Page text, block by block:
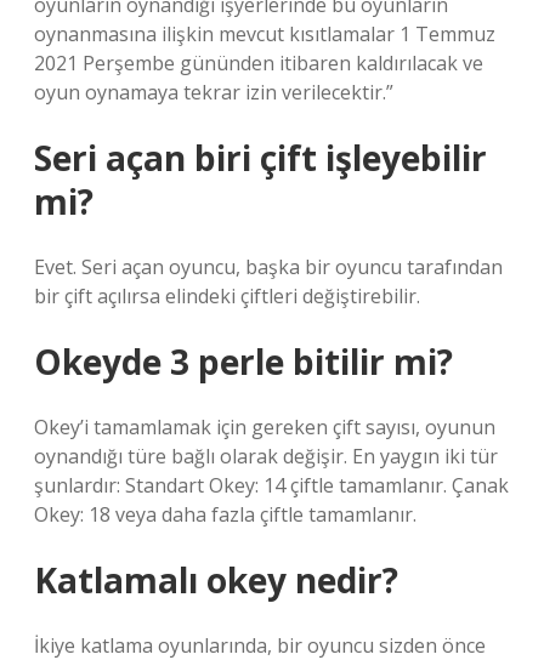
oynanmasına ilişkin mevcut kısıtlamalar 1 Temmuz
2021 Perşembe gününden itibaren kaldırılacak ve
oyun oynamaya tekrar izin verilecektir.”
Seri açan biri çift işleyebilir
mi?
Evet. Seri açan oyuncu, başka bir oyuncu tarafından
bir çift açılırsa elindeki çiftleri değiştirebilir.
Okeyde 3 perle bitilir mi?
Okey’i tamamlamak için gereken çift sayısı, oyunun
oynandığı türe bağlı olarak değişir. En yaygın iki tür
şunlardır: Standart Okey: 14 çiftle tamamlanır. Çanak
Okey: 18 veya daha fazla çiftle tamamlanır.
Katlamalı okey nedir?
İkiye katlama oyunlarında, bir oyuncu sizden önce